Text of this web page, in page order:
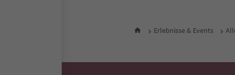
Erlebnisse & Events